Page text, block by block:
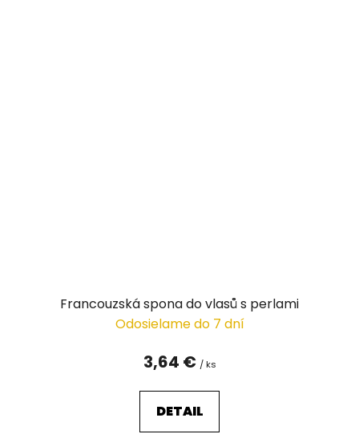
Francouzská spona do vlasů s perlami
Odosielame do 7 dní
3,64 € / ks
DETAIL